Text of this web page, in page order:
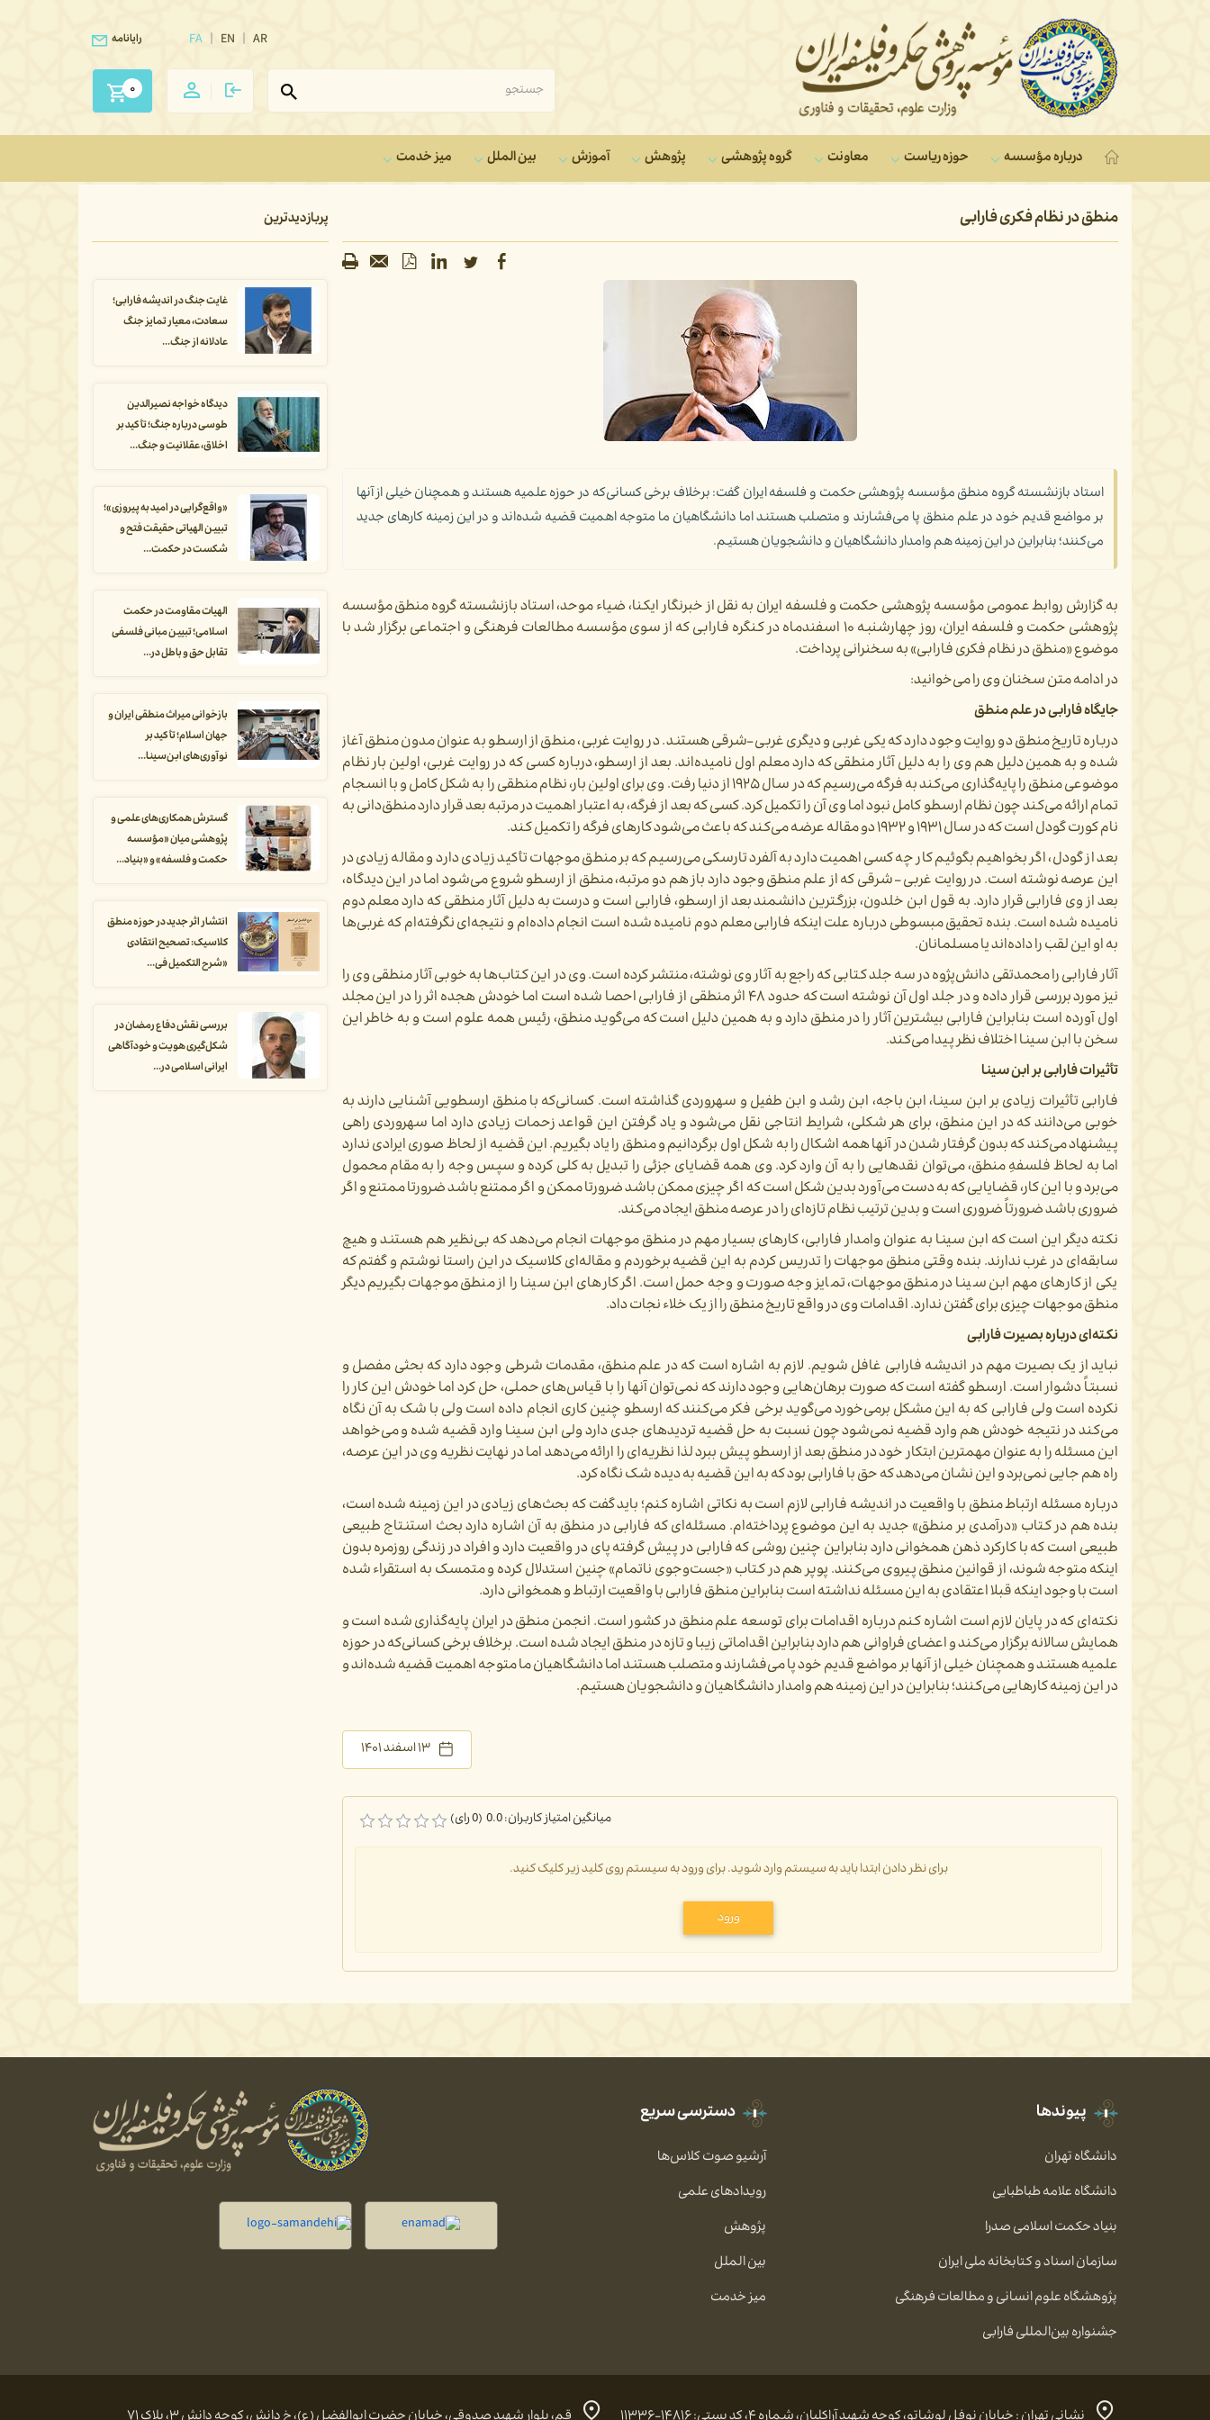
FA EN AR رایانامه
0
درباره مؤسسه حوزه ریاست معاونت‌ گروه‌ پژوهشی پژوهش آموزش بین الملل میز خدمت
منطق در نظام فکری فارابی
استاد بازنشسته گروه منطق مؤسسه پژوهشی حکمت و فلسفه ایران گفت: برخلاف برخی کسانی‌که در حوزه علمیه هستند و همچنان خیلی از آنها
بر مواضع قدیم خود در علم منطق پا می‌‌فشارند و متصلب هستند اما دانشگاهیان ما متوجه اهمیت قضیه شده‌اند و در این زمینه کارهای جدید
می‌کنند؛ بنابراین در این زمینه هم وامدار دانشگاهیان و دانشجویان هستیم.
به گزارش روابط عمومیمؤسسه پژوهشی حکمت و فلسفه ایران به نقل از خبرنگار ایکنا، ضیاء موحد، استاد بازنشسته گروه منطق مؤسسه
پژوهشی حکمت و فلسفه ایران، روز چهارشنبه ۱۰ اسفندماه در کنگره فارابی که از سوی مؤسسه مطالعات فرهنگی و اجتماعی برگزار شد با
موضوع «منطق در نظام فکری فارابی» به سخنرانی پرداخت.
در ادامه متن سخنان وی را می‌خوانید:
جایگاه فارابی در علم منطق
درباره تاریخ منطق دو روایت وجود دارد که یکی غربی و دیگری غربی –شرقی هستند. در روایت غربی، منطق از ارسطو به عنوان مدون منطق آغاز
شده و به همین دلیل هم وی را به دلیل آثار منطقی که دارد معلم اول نامیده‌اند. بعد از ارسطو، درباره کسی که در روایت غربی، اولین بار نظام
موضوعی منطق را پایه‌گذاری می‌کند به فرگه می‌رسیم که در سال ۱۹۲۵ از دنیا رفت. وی برای اولین بار، نظام منطقی را به شکل کامل و با انسجام
تمام ارائه می‌کند چون نظام ارسطو کامل نبود اما وی آن را تکمیل کرد. کسی که بعد از فرگه، به اعتبار اهمیت در مرتبه بعد قرار دارد منطق‌دانی به
نام کورت گودل است که در سال ۱۹۳۱ و ۱۹۳۲ دو مقاله عرضه می‌کند که باعث می‌شود کارهای فرگه را تکمیل ‌کند.
بعد از گودل، اگر بخواهیم بگوئیم کار چه کسی اهمیت دارد به آلفرد تارسکی می‌رسیم که بر منطق موجهات تأکید زیادی دارد و مقاله زیادی در
این عرصه نوشته است. در روایت غربی – شرقی که از علم منطق وجود دارد باز هم دو مرتبه، منطق از ارسطو شروع می‌‌شود اما در این دیدگاه،
بعد از وی فارابی قرار دارد. به قول ابن خلدون، بزرگترین دانشمند بعد از ارسطو، فارابی است و درست به دلیل آثار منطقی که دارد معلم دوم
نامیده شده است. بنده تحقیق مبسوطی درباره علت اینکه فارابی معلم دوم نامیده شده است انجام داده‌ام و نتیجه‌ای نگرفته‌ام که غربی‌ها
به او این لقب را داده‌اند یا مسلمانان.
آثار فارابی را محمدتقی دانش‌پژوه در سه جلد کتابی که راجع به آثار وی نوشته، منتشر کرده است. وی در این کتاب‌ها به خوبی آثار منطقی وی را
نیز مورد بررسی قرار داده و در جلد اول آن نوشته است که حدود ۴۸ اثر منطقی از فارابی احصا شده است اما خودش هجده اثر را در این مجلد
اول آورده است بنابراین فارابی بیشترین آثار را در منطق دارد و به همین دلیل است که می‌گوید منطق، رئیس همه علوم است و به خاطر این
سخن با ابن سینا اختلاف نظر پیدا می‌کند.
تأثیرات فارابی بر ابن سینا
فارابی تأثیرات زیادی بر ابن سینا، ابن باجه، ابن رشد و ابن طفیل و سهروردی گذاشته است. کسانی‌که با منطق ارسطویی آشنایی دارند به
خوبی می‌دانند که در این منطق، برای هر شکلی، شرایط انتاجی نقل می‌شود و یاد گرفتن این قواعد زحمات زیادی دارد اما سهروردی راهی
پیشنهاد می‌کند که بدون گرفتار شدن در آنها همه اشکال را به شکل اول برگردانیم و منطق را یاد بگیریم. این قضیه از لحاظ صوری ایرادی ندارد
اما به لحاظ فلسفهِ منطق، می‌توان نقدهایی را به آن وارد کرد. وی همه قضایای جزئی را تبدیل به کلی کرده و سپس وجه را به مقام محمول
می‌برد و با این کار، قضایایی که به دست می‌آورد بدین شکل است که اگر چیزی ممکن باشد ضرورتا ممکن و اگر ممتنع باشد ضرورتا ممتنع و اگر
ضروری باشد ضرورتاً ضروری است و بدین ترتیب نظام تازه‌ای را در عرصه منطق ایجاد می‌کند.
نکته دیگر این است که ابن سینا به عنوان وامدار فارابی، کارهای بسیار مهم در منطق موجهات انجام می‌دهد که بی‌نظیر هم هستند و هیچ
سابقه‌ای در غرب ندارند. بنده وقتی منطق موجهات را تدریس کردم به این قضیه برخوردم و مقاله‌ای کلاسیک در این راستا نوشتم و گفتم که
یکی از کارهای مهم ابن سینا در منطق موجهات، تمایز وجه صورت و وجه حمل است. اگر کارهای ابن سینا را از منطق موجهات بگیریم دیگر
منطق موجهات چیزی برای گفتن ندارد. اقدامات وی در واقع تاریخ منطق را از یک خلاء نجات داد.
نکته‌ای درباره بصیرت فارابی
نباید از یک بصیرت مهم در اندیشه فارابی غافل شویم. لازم به اشاره است که در علم منطق، مقدمات شرطی وجود دارد که بحثی مفصل و
نسبتاً دشوار است. ارسطو گفته است که صورت برهان‌هایی وجود دارند که نمی‌توان آنها را با قیاس‌های حملی، حل کرد اما خودش این کار را
نکرده است ولی فارابی که به این مشکل برمی‌خورد می‌گوید برخی فکر می‌کنند که ارسطو چنین کاری انجام داده است ولی با شک به آن نگاه
می‌کند در نتیجه خودش هم وارد قضیه نمی‌شود چون نسبت به حل قضیه تردیدهای جدی دارد ولی ابن سینا وارد قضیه شده و می‌‌خواهد
این مسئله را به عنوان مهمترین ابتکار خود در منطق بعد از ارسطو پیش ببرد لذا نظریه‌ای را ارائه می‌دهد اما در نهایت نظریه وی در این عرصه،
راه هم جایی نمی‌برد و این نشان می‌دهد که حق با فارابی بود که به این قضیه به دیده شک نگاه کرد.
درباره مسئله ارتباط منطق با واقعیت در اندیشه فارابی لازم است به نکاتی اشاره کنم؛ باید گفت که بحث‌های زیادی در این زمینه شده است،
بنده هم در کتاب «درآمدی بر منطق» جدید به این موضوع پرداخته‌ام. مسئله‌ای که فارابی در منطق به آن اشاره دارد بحث استنتاج طبیعی
طبیعی است که با کارکرد ذهن همخوانی دارد بنابراین چنین روشی که فارابی در پیش گرفته پای در واقعیت دارد و افراد در زندگی روزمره بدون
اینکه متوجه شوند، از قوانین منطق پیروی می‌کنند. پوپر هم در کتاب «جست‌وجوی ناتمام» چنین استدلال کرده و متمسک به استقراء شده
است با وجود اینکه قبلا اعتقادی به این مسئله نداشته است بنابراین منطق فارابی با واقعیت ارتباط و همخوانی دارد.
نکته‌ای که در پایان لازم است اشاره کنم درباره اقدامات برای توسعه علم منطق در کشور است. انجمن منطق در ایران پایه‌گذاری شده است و
همایش سالانه برگزار می‌کند و اعضای فراوانی هم دارد بنابراین اقداماتی زیبا و تازه در منطق ایجاد شده است. برخلاف برخی کسانی‌که در حوزه
علمیه هستند و همچنان خیلی از آنها بر مواضع قدیم خود پا می‌‌فشارند و متصلب هستند اما دانشگاهیان ما متوجه اهمیت قضیه شده‌اند و
در این زمینه کارهایی می‌کنند؛ بنابراین در این زمینه هم وامدار دانشگاهیان و دانشجویان هستیم.
۱۳ اسفند ۱۴۰۱
میانگین امتیاز کاربران: 0.0 (0 رای)
برای نظر دادن ابتدا باید به سیستم وارد شوید. برای ورود به سیستم روی کلید زیر کلیک کنید.
ورود
پربازدیدترین
غایت جنگ در اندیشه فارابی؛
سعادت، معیار تمایز جنگ
عادلانه از جنگ...
دیدگاه خواجه نصیرالدین
طوسی درباره جنگ؛ تأکید بر
اخلاق، عقلانیت و جنگ...
«واقع‌گرایی در امید به پیروزی»؛
تبیین الهیاتی حقیقت فتح و
شکست در حکمت...
الهیات مقاومت در حکمت
اسلامی؛ تبیین مبانی فلسفی
تقابل حق و باطل در...
بازخوانی میراث منطقی ایران و
جهان اسلام؛ تأکید بر
نوآوری‌های ابن‌سینا...
گسترش همکاری‌های علمی و
پژوهشی میان «مؤسسه
حکمت و فلسفه» و «بنیاد...
انتشار اثر جدید در حوزه منطق
کلاسیک: تصحیح انتقادی
«شرح التکمیل فی...
بررسی نقش دفاع رمضان در
شکل‌گیری هویت و خودآگاهی
ایرانی اسلامی در...
پیوندها
دانشگاه تهران
دانشگاه علامه طباطبایی
بنیاد حکمت اسلامی صدرا
سازمان اسناد و کتابخانه ملی ایران
پژوهشگاه علوم انسانی و مطالعات فرهنگی
جشنواره بین‌المللی فارابی
دسترسی سریع
آرشیو صوت کلاس‌ها
رویدادهای علمی
پژوهش
بین الملل
میز خدمت